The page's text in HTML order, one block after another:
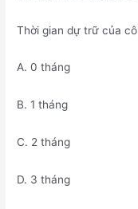
Thời gian dự trữ của
A. 0 tháng
B. 1 tháng
C. 2 tháng
D. 3 tháng